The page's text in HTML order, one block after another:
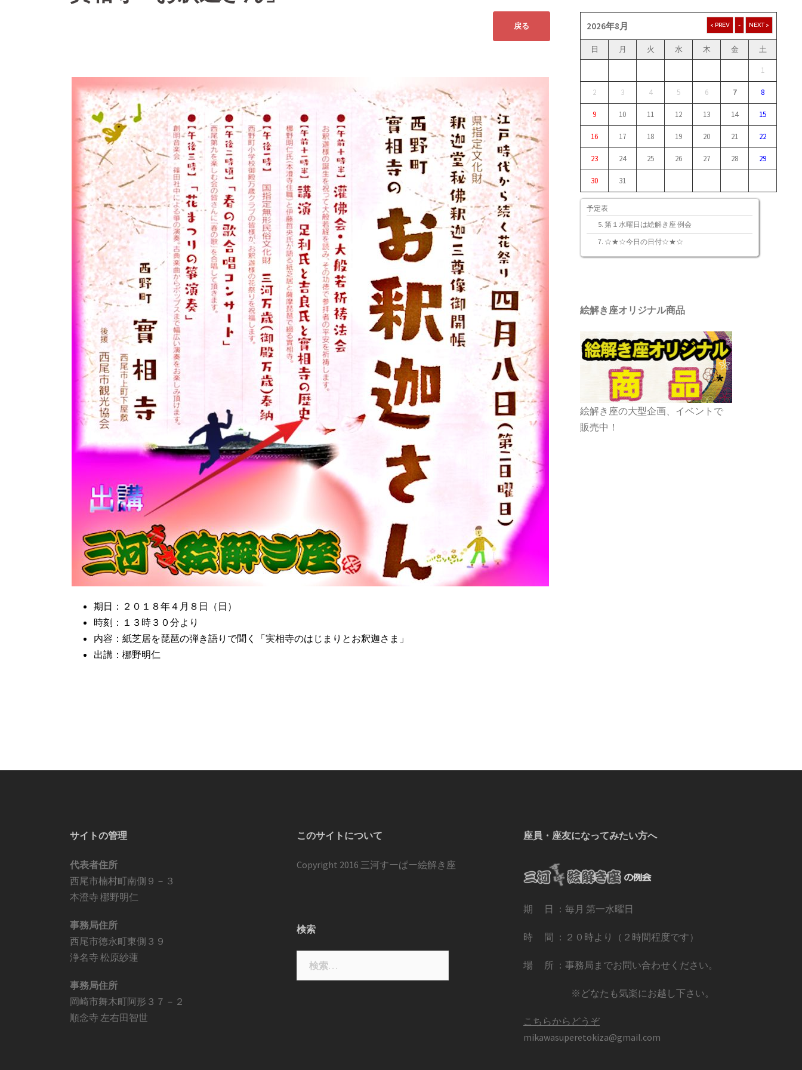
期日：２０１８年４月８日（日）
時刻：１３時３０分より
内容：紙芝居を琵琶の弾き語りで聞く「実相寺のはじまりとお釈迦さま」
出講：梛野明仁
2026年8月
日 月 火 水 木 金 土
1
2 3 4 5 6 7 8
9 10 11 12 13 14 15
16 17 18 19 20 21 22
23 24 25 26 27 28 29
30 31
予定表
第１水曜日は絵解き座 例会
☆★☆今日の日付☆★☆
絵解き座オリジナル商品
絵解き座の大型企画、イベントで
販売中！
サイトの管理
代表者住所
西尾市楠村町南側９－３
本澄寺 梛野明仁
事務局住所
西尾市徳永町東側３９
浄名寺 松原紗蓮
事務局住所
岡崎市舞木町阿形３７－２
順念寺 左右田智世
このサイトについて
Copyright 2016 三河すーぱー絵解き座
検索
座員・座友になってみたい方へ
期 日 ：毎月 第一水曜日
時 間 ：２０時より（２時間程度です）
場 所 ：事務局までお問い合わせください。
※どなたも気楽にお越し下さい。
こちらからどうぞ
mikawasuperetokiza@gmail.com